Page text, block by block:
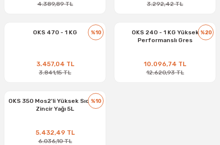
4.389,89 TL 3.292,42 TL
%10
OKS 470 - 1 KG
3.457,04 TL
3.841,15 TL
%20
OKS 240 - 1 KG Yüksek
Performanslı Gres
10.096,74 TL
12.620,93 TL
%10
OKS 350 Mos2'li Yüksek Sıcaklık
Zincir Yağı 5L
5.432,49 TL
6.036,10 TL